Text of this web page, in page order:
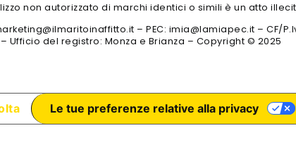
non autorizzato di marchi identici o simili è un atto
– PEC: imia@lamiapec.it – CF/
Ufficio del registro: Monza e Brianza – Copyright © 2025
Le tue preferenze relative alla privacy